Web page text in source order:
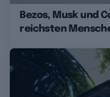
Bezos, Musk und
reichsten